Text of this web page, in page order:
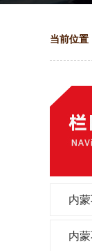
当前位置
内
内